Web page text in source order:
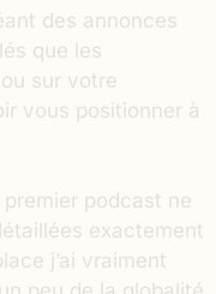
des annonces
que les
sur votre
vous positionner à
podcast ne
exactement
j’ai vraiment